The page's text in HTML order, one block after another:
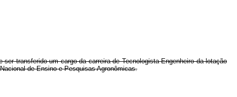
transferido um cargo da carreira de Tecnologista Engenheiro da lotação
de Ensino e Pesquisas Agronômicas.